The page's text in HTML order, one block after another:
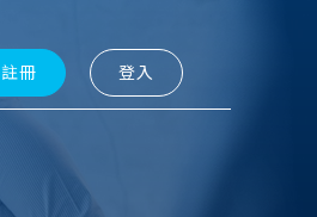
註冊 登入